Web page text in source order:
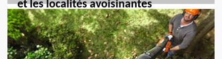
et les localités avoisinantes